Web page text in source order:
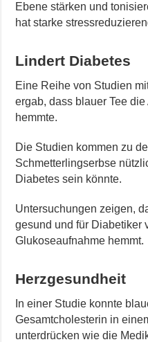
Ebene stärken und
hat starke
Lindert Diabetes
Eine Reihe von Studien
ergab, dass blauer Tee
hemmte.
Die Studien kommen zu
Schmetterlingserbse
Diabetes sein könnte.
Untersuchungen zeigen,
gesund und für Diabetiker
Glukoseaufnahme hemmt.
Herzgesundheit
In einer Studie konnte
Gesamtcholesterin in
unterdrücken wie die